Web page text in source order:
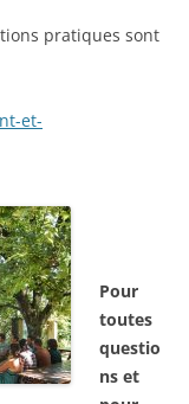
pratiques sont
et-
Pour
toutes
questio
ns et